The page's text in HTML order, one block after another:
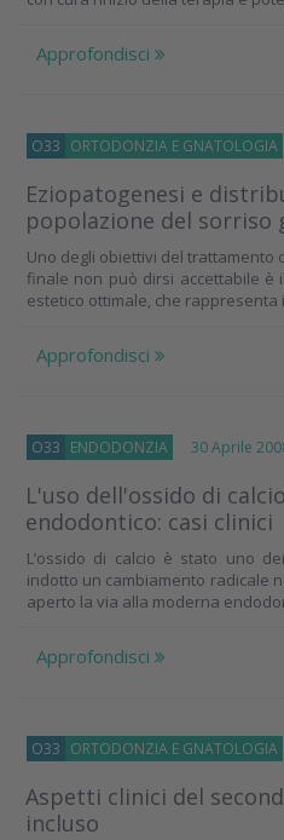
Approfondisci
O33 ORTODONZIA E GNATOLOGIA
Eziopatogenesi e
popolazione del sorriso
Uno degli obiettivi del trattamento
finale non può dirsi accettabile è
estetico ottimale, che rappresenta
Approfondisci
O33 ENDODONZIA 30 Aprile
L'uso dell'ossido di
endodontico: casi clinici
L’ossido di calcio è stato uno
indotto un cambiamento radicale
aperto la via alla moderna
Approfondisci
O33 ORTODONZIA E GNATOLOGIA
Aspetti clinici del
incluso